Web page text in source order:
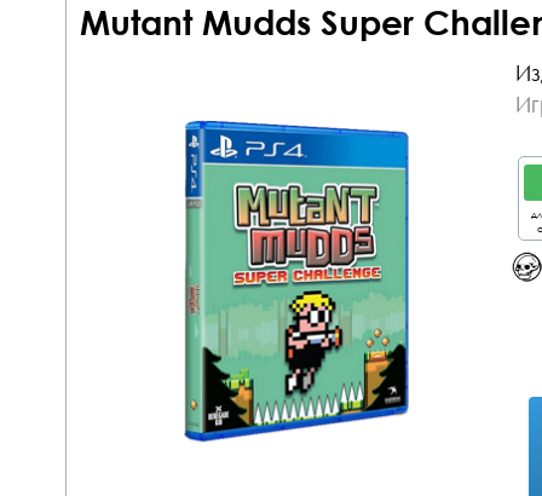
Mutant Mudds Super